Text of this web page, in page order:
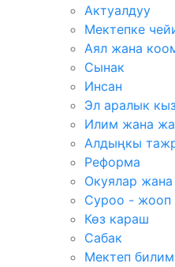
Актуалдуу
Мектепке
Аял жана
Сынак
Инсан
Эл аралык
Илим жана
Алдыңкы
Реформа
Окуялар
Суроо - жооп
Көз караш
Сабак
Мектеп